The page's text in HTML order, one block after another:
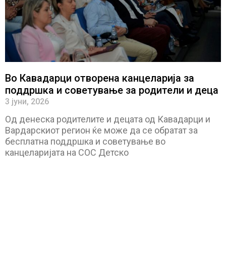
Во Кавадарци отворена канцеларија за
поддршка и советување за родители и деца
3 јуни, 2026
Од денеска родителите и децата од Кавадарци и
Вардарскиот регион ќе може да се обратат за
бесплатна поддршка и советување во
канцеларијата на СОС Детско